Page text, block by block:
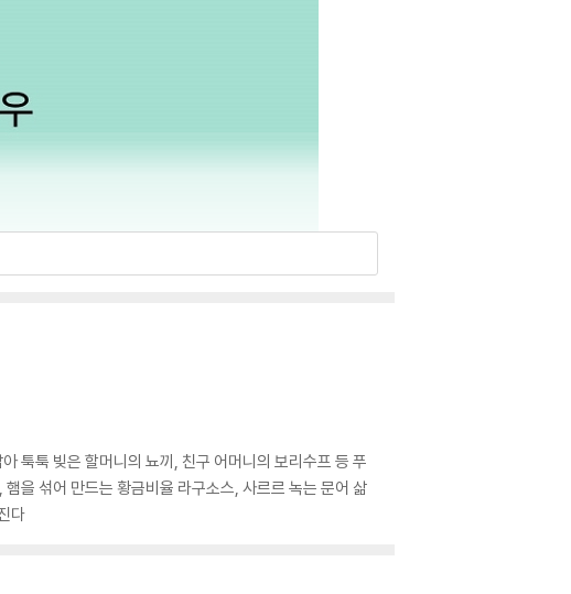
툭툭 빚은 할머니의 뇨끼, 친구 어머니의 보리수프 등 푸
을 섞어 만드는 황금비율 라구소스, 사르르 녹는 문어 삶
다